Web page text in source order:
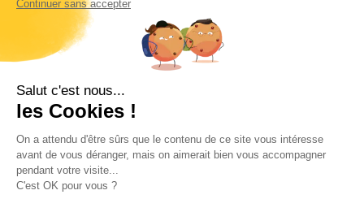
COMMENT CONSTRUIRE SON MUR D'ESCALADE ?
COMMENT CHOISIR SON TAPIS D'ESCALADE ?
COMMENT CHOISIR SES PRISES D'ESCALADE ?
LIVRAISON ET RETOURS